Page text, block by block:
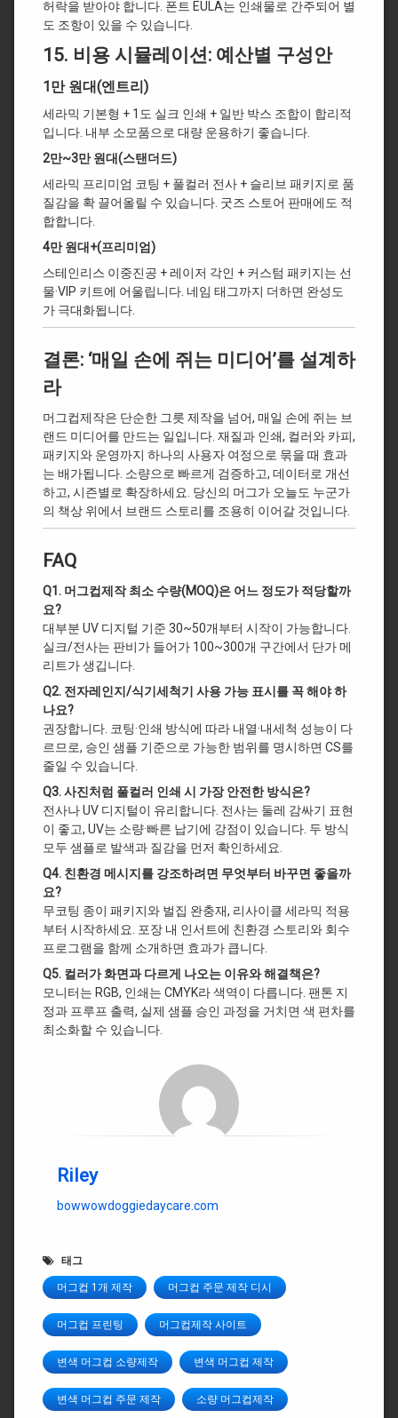
허락을 받아야 합니다. 폰트 EULA는 인쇄물로 간주되어 별
도 조항이 있을 수 있습니다.
15. 비용 시뮬레이션: 예산별 구성안
1만 원대(엔트리)
세라믹 기본형 + 1도 실크 인쇄 + 일반 박스 조합이 합리적
입니다. 내부 소모품으로 대량 운용하기 좋습니다.
2만~3만 원대(스탠더드)
세라믹 프리미엄 코팅 + 풀컬러 전사 + 슬리브 패키지로 품
질감을 확 끌어올릴 수 있습니다. 굿즈 스토어 판매에도 적
합합니다.
4만 원대+(프리미엄)
스테인리스 이중진공 + 레이저 각인 + 커스텀 패키지는 선
물·VIP 키트에 어울립니다. 네임 태그까지 더하면 완성도
가 극대화됩니다.
결론: ‘매일 손에 쥐는 미디어’를 설계하
라
머그컵제작은 단순한 그릇 제작을 넘어, 매일 손에 쥐는 브
랜드 미디어를 만드는 일입니다. 재질과 인쇄, 컬러와 카피,
패키지와 운영까지 하나의 사용자 여정으로 묶을 때 효과
는 배가됩니다. 소량으로 빠르게 검증하고, 데이터로 개선
하고, 시즌별로 확장하세요. 당신의 머그가 오늘도 누군가
의 책상 위에서 브랜드 스토리를 조용히 이어갈 것입니다.
FAQ
Q1. 머그컵제작 최소 수량(MOQ)은 어느 정도가 적당할까
요?
대부분 UV 디지털 기준 30~50개부터 시작이 가능합니다.
실크/전사는 판비가 들어가 100~300개 구간에서 단가 메
리트가 생깁니다.
Q2. 전자레인지/식기세척기 사용 가능 표시를 꼭 해야 하
나요?
권장합니다. 코팅·인쇄 방식에 따라 내열·내세척 성능이 다
르므로, 승인 샘플 기준으로 가능한 범위를 명시하면 CS를
줄일 수 있습니다.
Q3. 사진처럼 풀컬러 인쇄 시 가장 안전한 방식은?
전사나 UV 디지털이 유리합니다. 전사는 둘레 감싸기 표현
이 좋고, UV는 소량·빠른 납기에 강점이 있습니다. 두 방식
모두 샘플로 발색과 질감을 먼저 확인하세요.
Q4. 친환경 메시지를 강조하려면 무엇부터 바꾸면 좋을까
요?
무코팅 종이 패키지와 벌집 완충재, 리사이클 세라믹 적용
부터 시작하세요. 포장 내 인서트에 친환경 스토리와 회수
프로그램을 함께 소개하면 효과가 큽니다.
Q5. 컬러가 화면과 다르게 나오는 이유와 해결책은?
모니터는 RGB, 인쇄는 CMYK라 색역이 다릅니다. 팬톤 지
정과 프루프 출력, 실제 샘플 승인 과정을 거치면 색 편차를
최소화할 수 있습니다.
Riley
bowwowdoggiedaycare.com
태그
머그컵 1개 제작 머그컵 주문 제작 디시
머그컵 프린팅 머그컵제작 사이트
변색 머그컵 소량제작 변색 머그컵 제작
변색 머그컵 주문 제작 소량 머그컵제작